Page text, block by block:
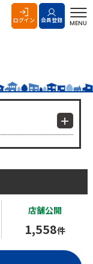
ログイン 会員登録 MENU
店舗公開
1,558件